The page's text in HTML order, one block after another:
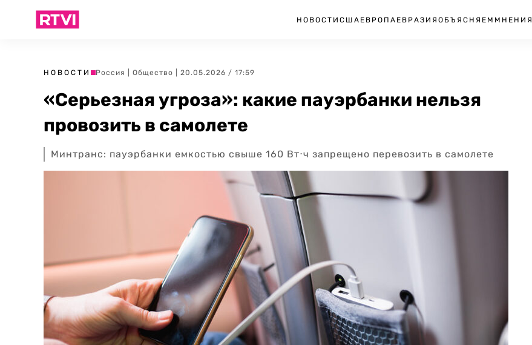
НОВОСТИ США ЕВРОПА ЕВРАЗИЯ ОБЪЯСНЯЕМ МНЕНИЯ
НОВОСТИ Россия Общество | 20.05.2026 / 17:59
«Серьезная угроза»: какие пауэрбанки нельзя
провозить в самолете
Минтранс: пауэрбанки емкостью свыше 160 Вт⋅ч запрещено перевозить в самолете